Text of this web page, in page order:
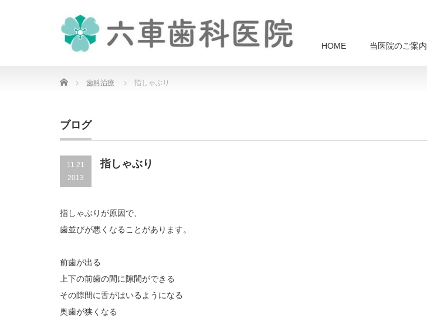
HOME 当医院のご案内
Home 歯科治療 指しゃぶり
ブログ
11.21
2013
指しゃぶり
指しゃぶりが原因で、
歯並びが悪くなることがあります。
前歯が出る
上下の前歯の間に隙間ができる
その隙間に舌がはいるようになる
奥歯が狭くなる